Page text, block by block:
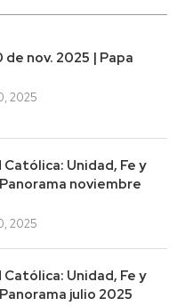
nov. 2025 | Papa
2025
Unidad, Fe y
noviembre
2025
Unidad, Fe y
julio 2025